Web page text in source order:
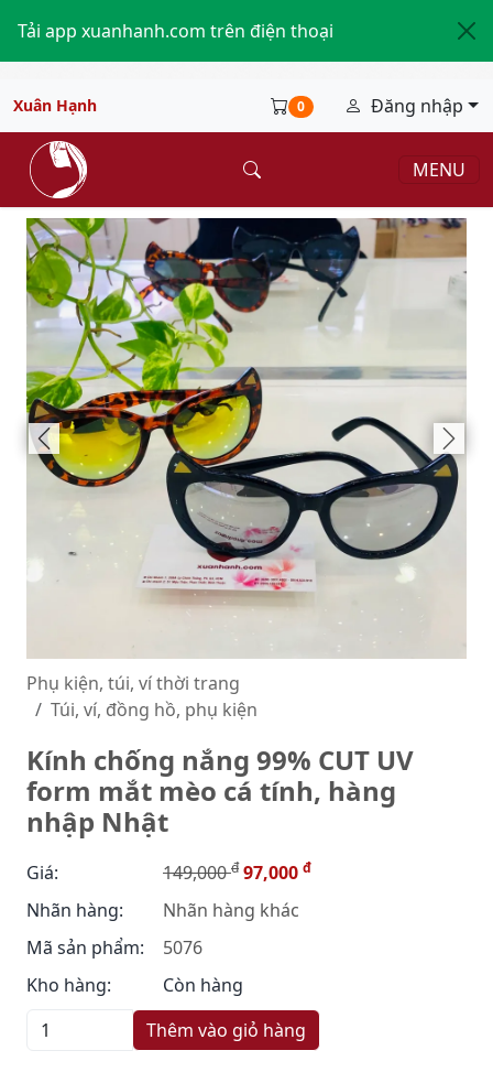
Tải app xuanhanh.com trên điện thoại
Xuân Hạnh 0 Đăng nhập
MENU
Phụ kiện, túi, ví thời trang
Túi, ví, đồng hồ, phụ kiện
Kính chống nắng 99% CUT UV
form mắt mèo cá tính, hàng
nhập Nhật
Giá: 149,000đ 97,000 đ
Nhãn hàng:
Nhãn hàng khác
Mã sản phẩm:
5076
Kho hàng:
Còn hàng
Thêm vào giỏ hàng